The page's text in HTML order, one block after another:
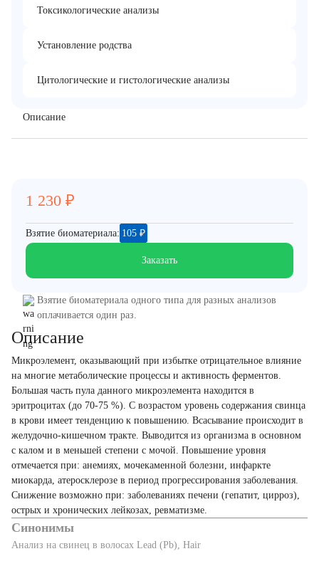
Токсикологические анализы
Установление родства
Цитологические и гистологические анализы
Описание
Описание
Микроэлемент, оказывающий при избытке отрицательное влияние
на многие метаболические процессы и активность ферментов.
Большая часть пула данного микроэлемента находится в
эритроцитах (до 70-75 %). С возрастом уровень содержания свинца
в крови имеет тенденцию к повышению. Всасывание происходит в
желудочно-кишечном тракте. Выводится из организма в основном
с калом и в меньшей степени с мочой. Повышение уровня
отмечается при: анемиях, мочекаменной болезни, инфаркте
миокарда, атеросклерозе в период прогрессирования заболевания.
Снижение возможно при: заболеваниях печени (гепатит, цирроз),
острых и хронических лейкозах, ревматизме.
Синонимы
Анализ на свинец в волосах Lead (Pb), Hair
1 230 ₽
Взятие биоматериала: 105 ₽
Заказать
Взятие биоматериала одного типа для разных анализов
оплачивается один раз.